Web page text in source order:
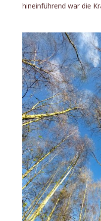
hineinführend war die